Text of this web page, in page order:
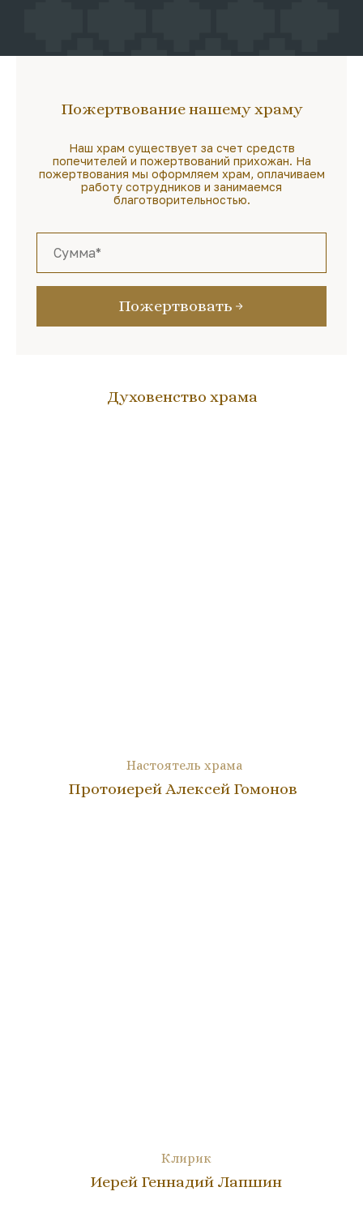
Пожертвование нашему храму
Наш храм существует за счет средств
попечителей и пожертвований прихожан. На
пожертвования мы оформляем храм, оплачиваем
работу сотрудников и занимаемся
благотворительностью.
Пожертвовать
Духовенство храма
Клирик
Иерей Геннадий Лапшин
Настоятель храма
Протоиерей Алексей Гомонов